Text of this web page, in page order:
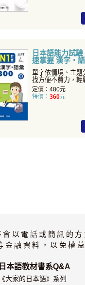
日本語能力試
速掌握 漢字・
單字依情境、主題
找方便不費力，輕
字、語彙...
定價：480元
特價： 360元
以電話或簡訊的方
金融資料，以免權
日本語教材書系Q&A
《大家的日本語》系列